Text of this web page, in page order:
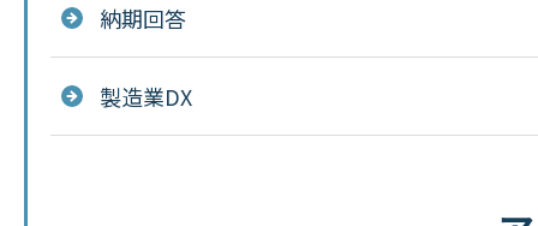
納期回答
製造業DX